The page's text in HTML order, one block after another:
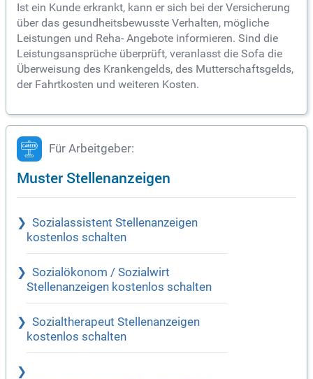
Ist ein Kunde erkrankt, kann er sich bei der Versicherung
über das gesundheitsbewusste Verhalten, mögliche
Leistungen und Reha- Angebote informieren. Sind die
Leistungsansprüche überprüft, veranlasst die Sofa die
Überweisung des Krankengelds, des Mutterschaftsgelds,
der Fahrtkosten und weiteren Kosten.
Für Arbeitgeber:
Muster Stellenanzeigen
Sozialassistent Stellenanzeigen
kostenlos schalten
Sozialökonom / Sozialwirt
Stellenanzeigen kostenlos schalten
Sozialtherapeut Stellenanzeigen
kostenlos schalten